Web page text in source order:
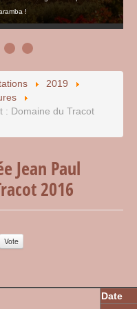
!
2019
: Domaine du Tracot
Jean Paul
2016
Date